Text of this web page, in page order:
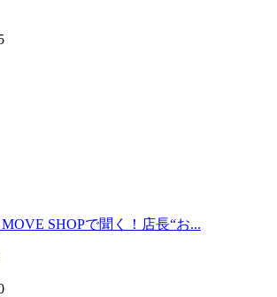
SHOPで聞く！店長“お...